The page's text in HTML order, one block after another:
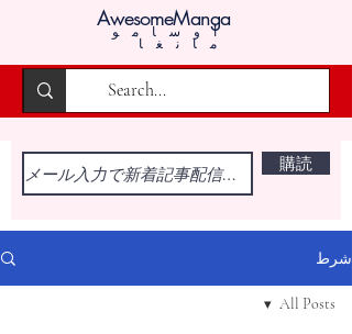
AwesomeManga
أوسامو
مانغا
購読
شرط
All Posts